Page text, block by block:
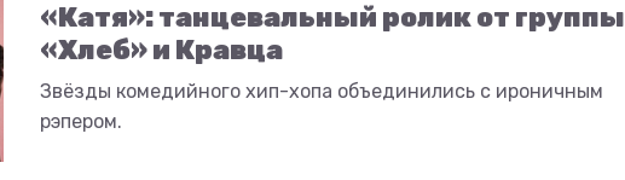
«Катя»: танцевальный ролик от группы
«Хлеб» и Кравца
Звёзды комедийного хип-хопа объединились с ироничным
рэпером.